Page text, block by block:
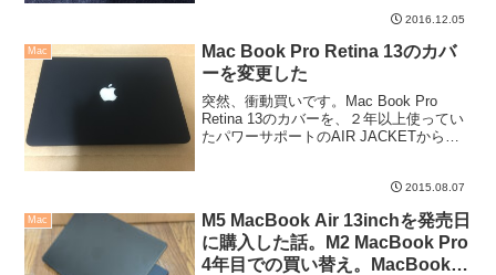
が、実はUSB機器だったりします。とい
う訳で、一緒にT...
2016.12.05
Mac
Mac Book Pro Retina 13のカバ
ーを変更した
突然、衝動買いです。Mac Book Pro
Retina 13のカバーを、２年以上使ってい
たパワーサポートのAIR JACKETから、
2015.08.07
Mac
M5 MacBook Air 13inchを発売日
に購入した話。M2 MacBook Pro
4年目での買い替え。MacBook